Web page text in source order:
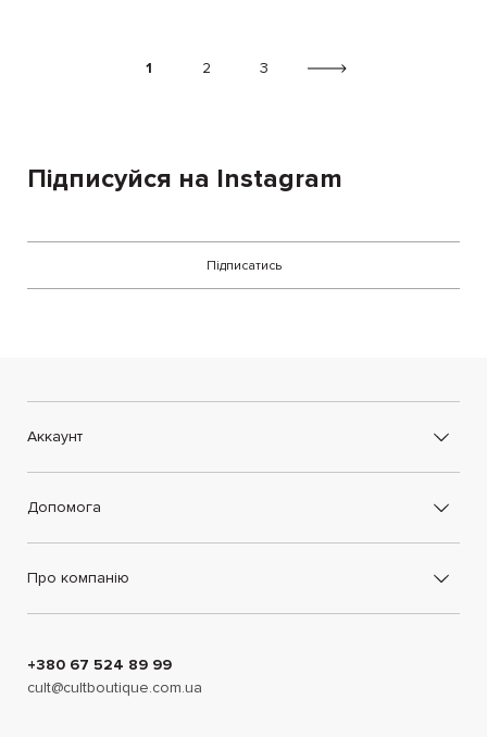
1 2 3
Підписуйся на Instagram
Підписатись
Аккаунт
Допомога
Про компанію
+380 67 524 89 99
cult@cultboutique.com.ua